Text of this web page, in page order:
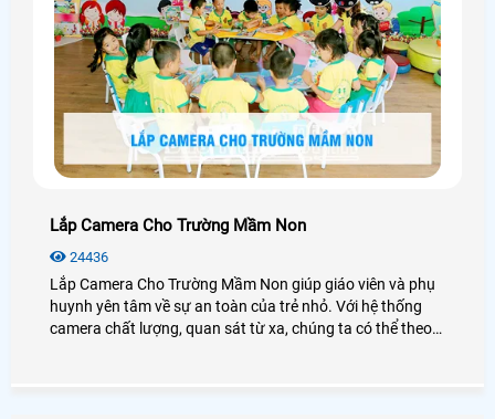
Lắp Camera Cho Trường Mầm Non
24436
Lắp Camera Cho Trường Mầm Non giúp giáo viên và phụ
huynh yên tâm về sự an toàn của trẻ nhỏ. Với hệ thống
camera chất lượng, quan sát từ xa, chúng ta có thể theo